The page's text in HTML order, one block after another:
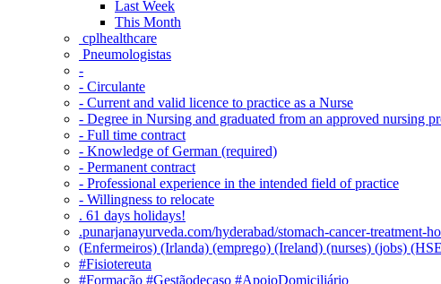
Last Week
This Month
‎ cplhealthcare‬
Pneumologistas
-
- Circulante
- Current and valid licence to practice as a Nurse
- Degree in Nursing and graduated from an approved nursing
- Full time contract
- Knowledge of German (required)
- Permanent contract
- Professional experience in the intended field of practice
- Willingness to relocate
. 61 days holidays!
.punarjanayurveda.com/hyderabad/stomach-cancer-treatment-
(Enfermeiros) (Irlanda) (emprego) (Ireland) (nurses) (jobs)
#Fisiotereuta
#Formação #Gestãodecaso #ApoioDomiciliário